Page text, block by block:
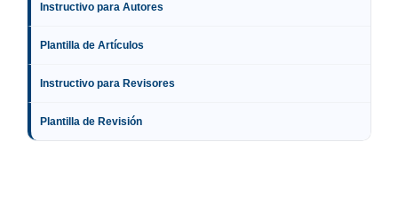
Instructivo para Autores
Plantilla de Artículos
Instructivo para Revisores
Plantilla de Revisión